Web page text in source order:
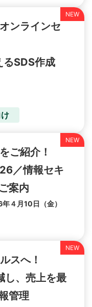
ンラインセ
るSDS作成
ご紹介！
／情報セキ
案内
４月10日（金）
スへ！
し、売上を最
管理